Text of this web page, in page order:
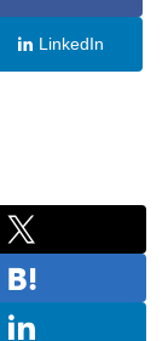
LinkedIn